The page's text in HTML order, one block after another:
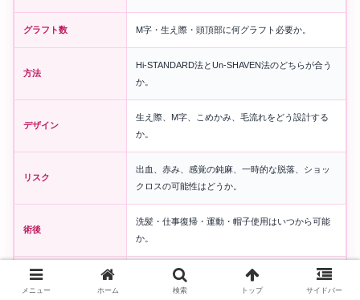
グラフト数 M字・生え際・頭頂部に何グラフト必要か。
方法
Hi-STANDARD法とUn-SHAVEN法のどちらが合う
か。
デザイン
生え際、M字、こめかみ、毛流れをどう設計する
か。
リスク
出血、赤み、感覚の鈍麻、一時的な脱落、ショッ
クロスの可能性はどうか。
術後
洗髪・仕事復帰・運動・帽子使用はいつから可能
か。
支払い
現金、振込、クレジットカード、医療ローンの条
件を確認。
メニュー ホーム 検索 トップ サイドバー